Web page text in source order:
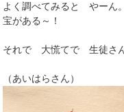
よく調べてみると やーん
宝がある～！
それで 大慌てで 生徒さ
（あいはらさん）